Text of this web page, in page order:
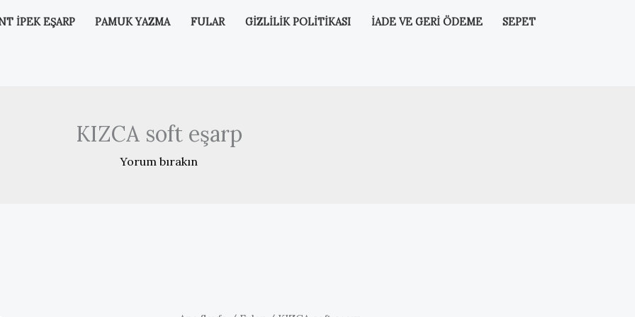
İPEK EŞARP PAMUK YAZMA FULAR GIZLILIK POLITIKASI İADE VE GERI ÖDEME SEPET
KIZCA soft eşarp
Yorum bırakın